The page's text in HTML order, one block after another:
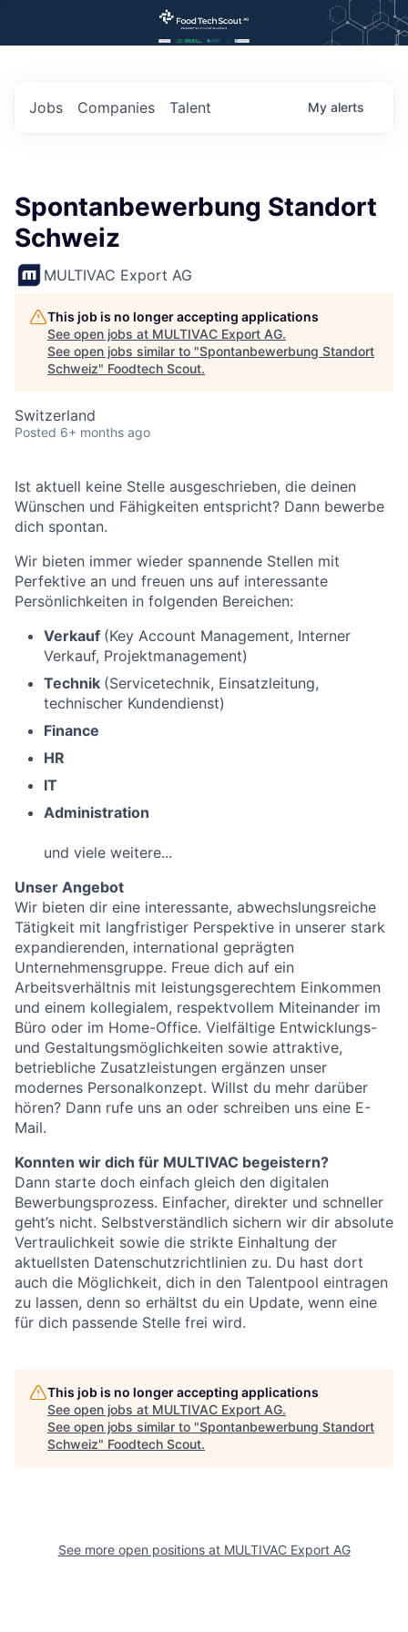
Jobs Companies Talent My alerts
Spontanbewerbung Standort
Schweiz
MULTIVAC Export AG
This job is no longer accepting applications
See open jobs at MULTIVAC Export AG.
See open jobs similar to "Spontanbewerbung Standort
Schweiz" Foodtech Scout.
Switzerland
Posted 6+ months ago
Ist aktuell keine Stelle ausgeschrieben, die deinen
Wünschen und Fähigkeiten entspricht? Dann bewerbe
dich spontan.
Wir bieten immer wieder spannende Stellen mit
Perfektive an und freuen uns auf interessante
Persönlichkeiten in folgenden Bereichen:
Verkauf (Key Account Management, Interner
Verkauf, Projektmanagement)
Technik (Servicetechnik, Einsatzleitung,
technischer Kundendienst)
Finance
HR
IT
Administration
und viele weitere...
Unser Angebot
Wir bieten dir eine interessante, abwechslungsreiche
Tätigkeit mit langfristiger Perspektive in unserer stark
expandierenden, international geprägten
Unternehmensgruppe. Freue dich auf ein
Arbeitsverhältnis mit leistungsgerechtem Einkommen
und einem kollegialem, respektvollem Miteinander im
Büro oder im Home-Office. Vielfältige Entwicklungs-
und Gestaltungsmöglichkeiten sowie attraktive,
betriebliche Zusatzleistungen ergänzen unser
modernes Personalkonzept. Willst du mehr darüber
hören? Dann rufe uns an oder schreiben uns eine E-
Mail.
Konnten wir dich für MULTIVAC begeistern?
Dann starte doch einfach gleich den digitalen
Bewerbungsprozess. Einfacher, direkter und schneller
geht’s nicht. Selbstverständlich sichern wir dir absolute
Vertraulichkeit sowie die strikte Einhaltung der
aktuellsten Datenschutzrichtlinien zu. Du hast dort
auch die Möglichkeit, dich in den Talentpool eintragen
zu lassen, denn so erhältst du ein Update, wenn eine
für dich passende Stelle frei wird.
This job is no longer accepting applications
See open jobs at MULTIVAC Export AG.
See open jobs similar to "Spontanbewerbung Standort
Schweiz" Foodtech Scout.
See more open positions at MULTIVAC Export AG